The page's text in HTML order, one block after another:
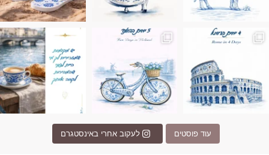
Instagram post
Instagram post 17994326828955248
עוד פוסטים לעקוב אחרי באינסטגרם